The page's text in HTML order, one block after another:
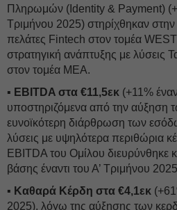
Πληρωμών (Identity & Payment)
Τριμήνου 2025) στηρίχθηκαν
πελάτες Fintech στον τομέα
στρατηγική ανάπτυξης με λύσεις
στον τομέα MEA.
▪ EBITDA στα €11,5εκ (+11%
υποστηριζόμενα από την αύξηση
ευνοϊκότερη διάρθρωση των
λύσεις με υψηλότερα περιθώρια
EBITDA του Ομίλου διευρύνθηκε
βάσης έναντι του Α’ Τριμήνου
▪ Καθαρά Κέρδη στα €4,1εκ
2025), λόγω της αύξησης των